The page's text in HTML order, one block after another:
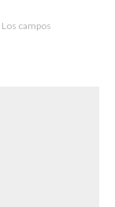
Los campos